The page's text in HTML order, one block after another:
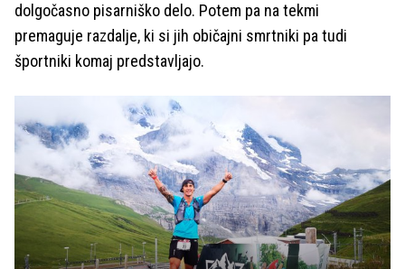
dolgočasno pisarniško delo. Potem pa na tekmi
premaguje razdalje, ki si jih običajni smrtniki pa tudi
športniki komaj predstavljajo.